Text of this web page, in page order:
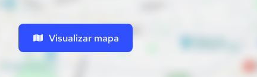
Visualizar mapa